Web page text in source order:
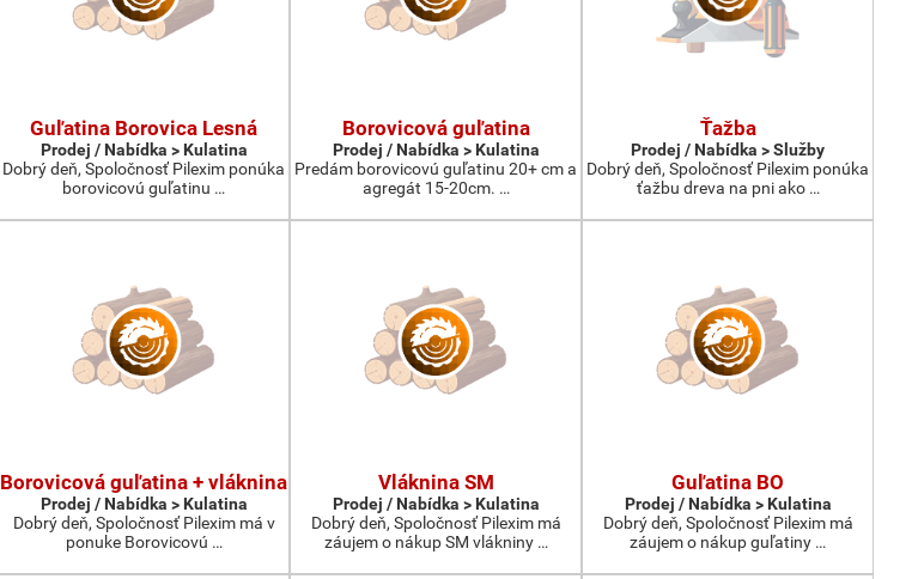
Guľatina Borovica Lesná
Prodej / Nabídka > Kulatina
Dobrý deň, Spoločnosť Pilexim ponúka
borovicovú guľatinu …
Borovicová guľatina
Prodej / Nabídka > Kulatina
Predám borovicovú guľatinu 20+ cm a
agregát 15-20cm. …
Ťažba
Prodej / Nabídka > Služby
Dobrý deň, Spoločnosť Pilexim ponúka
ťažbu dreva na pni ako …
Borovicová guľatina + vláknina
Prodej / Nabídka > Kulatina
Dobrý deň, Spoločnosť Pilexim má v
ponuke Borovicovú …
Vláknina SM
Prodej / Nabídka > Kulatina
Dobrý deň, Spoločnosť Pilexim má
záujem o nákup SM vlákniny …
Guľatina BO
Prodej / Nabídka > Kulatina
Dobrý deň, Spoločnosť Pilexim má
záujem o nákup guľatiny …